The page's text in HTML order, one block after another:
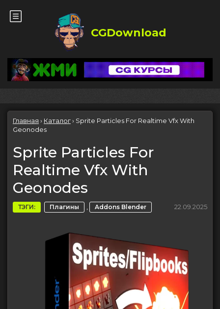
CGDownload
Главная › Каталог› Sprite Particles For Realtime Vfx With
Geonodes
Sprite Particles For
Realtime Vfx With
Geonodes
ТЭГИ: Плагины , Addons Blender 22.09.2025